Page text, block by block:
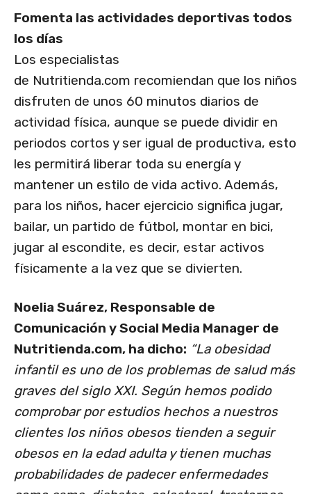
Fomenta las actividades deportivas todos
los días
Los especialistas
de Nutritienda.com recomiendan que los niños
disfruten de unos 60 minutos diarios de
actividad física, aunque se puede dividir en
periodos cortos y ser igual de productiva, esto
les permitirá liberar toda su energía y
mantener un estilo de vida activo. Además,
para los niños, hacer ejercicio significa jugar,
bailar, un partido de fútbol, montar en bici,
jugar al escondite, es decir, estar activos
físicamente a la vez que se divierten.
Noelia Suárez, Responsable de
Comunicación y Social Media Manager de
Nutritienda.com, ha dicho: “La obesidad
infantil es uno de los problemas de salud más
graves del siglo XXI. Según hemos podido
comprobar por estudios hechos a nuestros
clientes los niños obesos tienden a seguir
obesos en la edad adulta y tienen muchas
probabilidades de padecer enfermedades